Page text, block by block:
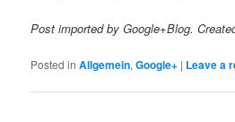
Post imported by Google+Blog.
Posted in Allgemein,Google+ | Leave a